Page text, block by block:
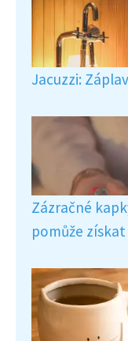
Jacuzzi:
Zázračné
pomůže